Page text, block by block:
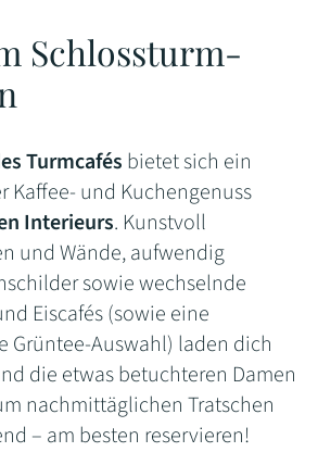
Schlossturm-
Turmcafés bietet sich ein
Kaffee- und Kuchengenuss
Interieurs. Kunstvoll
und Wände, aufwendig
sowie wechselnde
Eiscafés (sowie eine
Grüntee-Auswahl) laden dich
die etwas betuchteren Damen
nachmittäglichen Tratschen
– am besten reservieren!